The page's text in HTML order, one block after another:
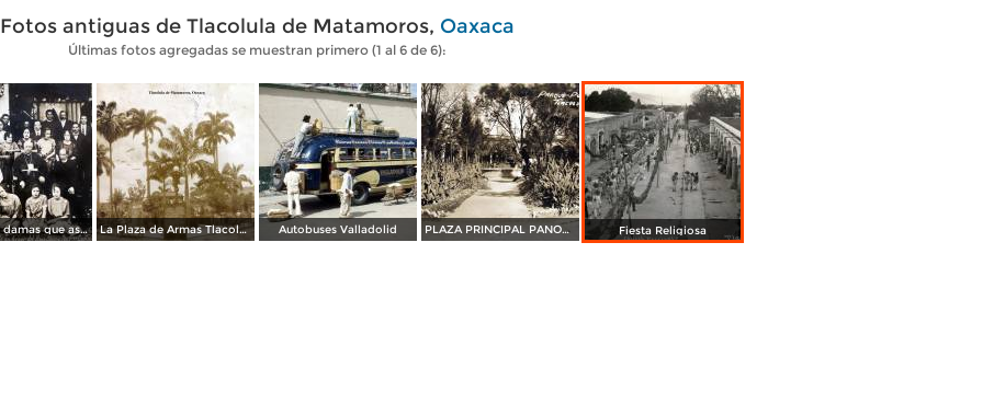
Fotos antiguas de Tlacolula de Matamoros, Oaxaca
Últimas fotos agregadas se muestran primero (1 al 6 de 6):
Reunion de damas que asistieron al banquete en honor a Sr Obispo Francisco Campos Angeles. La Plaza de Armas Tlacolula de Matamoros, Oaxaca. Autobuses Valladolid PLAZA PRINCIPAL PANORAMA Fiesta Religiosa